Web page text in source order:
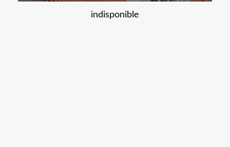
indisponible